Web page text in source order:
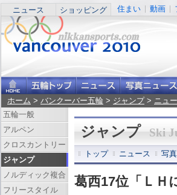
ニュース ショッピング 住まい 動画
ホーム > バンクーバー五輪 > ジャンプ> ニュ
ジャンプ Ski
トップ ニュース 写
葛西17位「Ｌ
五輪一般
アルペン
クロスカントリー
ジャンプ
ノルディック複合
フリースタイル